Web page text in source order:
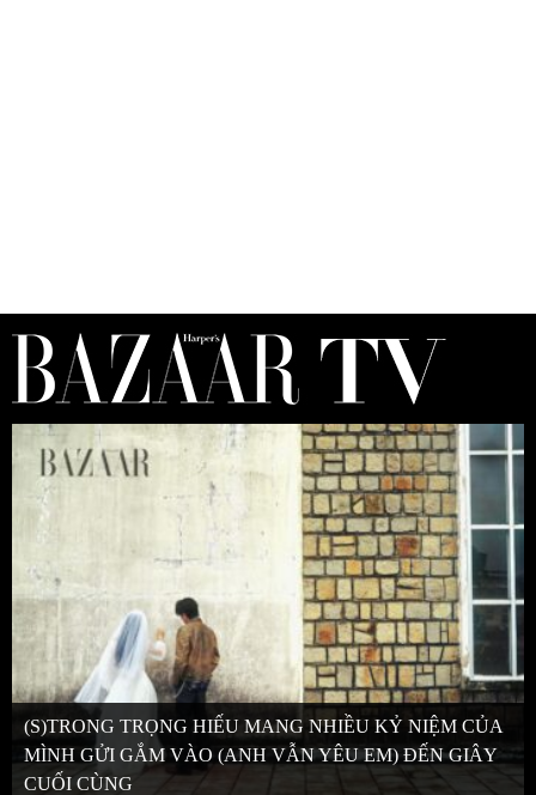
(S)TRONG TRỌNG HIẾU MANG NHIỀU KỶ NIỆM CỦA
MÌNH GỬI GẮM VÀO (ANH VẪN YÊU EM) ĐẾN GIÂY
CUỐI CÙNG